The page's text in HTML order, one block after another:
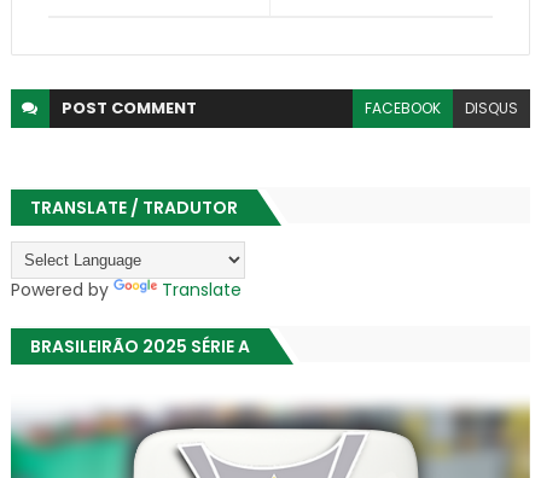
POST COMMENT FACEBOOK DISQUS
TRANSLATE / TRADUTOR
Powered by Translate
BRASILEIRÃO 2025 SÉRIE A